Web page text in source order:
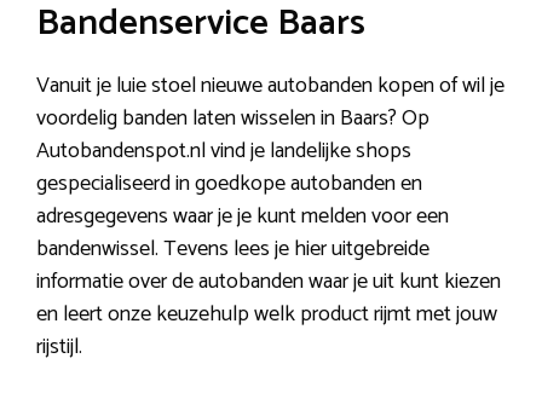
Bandenservice Baars
Vanuit je luie stoel nieuwe autobanden kopen of wil je
voordelig banden laten wisselen in Baars? Op
Autobandenspot.nl vind je landelijke shops
gespecialiseerd in goedkope autobanden en
adresgegevens waar je je kunt melden voor een
bandenwissel. Tevens lees je hier uitgebreide
informatie over de autobanden waar je uit kunt kiezen
en leert onze keuzehulp welk product rijmt met jouw
rijstijl.